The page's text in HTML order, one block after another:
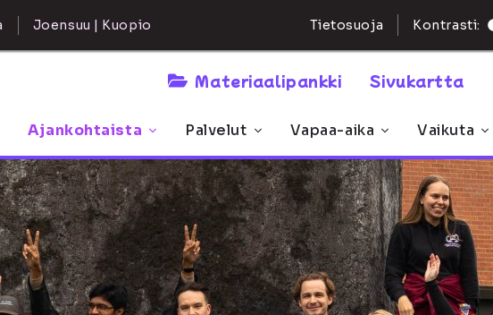
Joensuu | Kuopio Tietosuoja Kontrasti:
Materiaalipankki Sivukartta
Ajankohtaista Palvelut Vapaa-aika Vaikuta